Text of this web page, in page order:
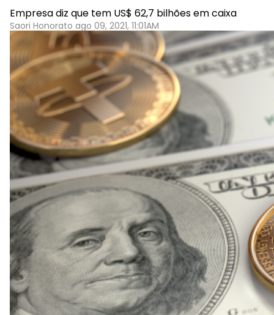
Empresa diz que tem US$ 62,7 bilhões em caixa
Saori Honorato ago 09, 2021, 11:01AM